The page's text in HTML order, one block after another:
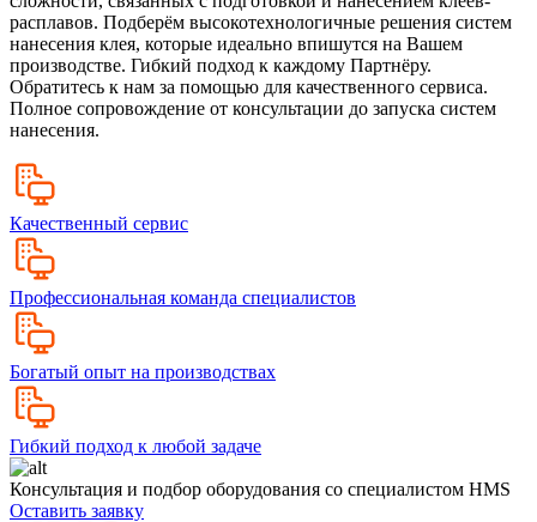
расплавов. Подберём высокотехнологичные решения систем
нанесения клея, которые идеально впишутся на Вашем
производстве. Гибкий подход к каждому Партнёру.
Обратитесь к нам за помощью для качественного сервиса.
Полное сопровождение от консультации до запуска систем
нанесения.
Качественный сервис
Профессиональная команда специалистов
Богатый опыт на производствах
Гибкий подход к любой задаче
Консультация и подбор оборудования со специалистом HMS
Оставить заявку